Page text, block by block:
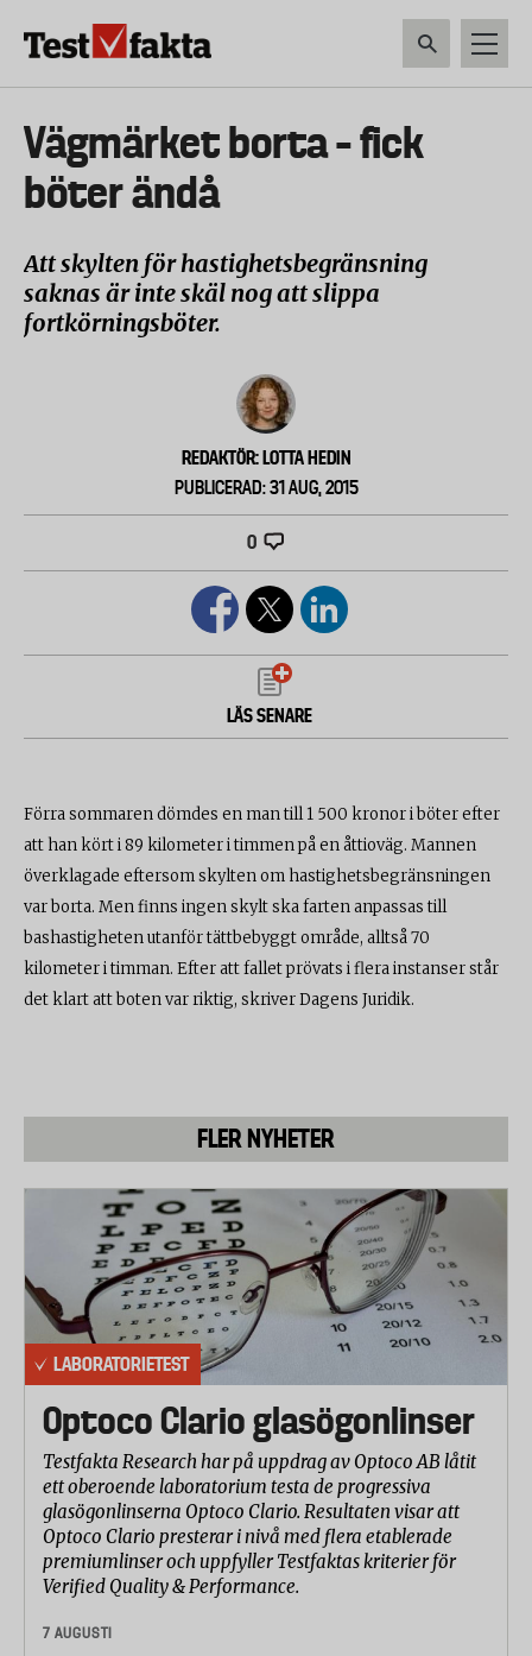
Huvudmeny
ny
Vägmärket borta – fick
böter ändå
Att skylten för hastighetsbegränsning
saknas är inte skäl nog att slippa
fortkörningsböter.
REDAKTÖR: LOTTA HEDIN
PUBLICERAD: 31 AUG, 2015
0
LÄS SENARE
Förra sommaren dömdes en man till 1 500 kronor i böter efter
att han kört i 89 kilometer i timmen på en åttioväg. Mannen
överklagade eftersom skylten om hastighetsbegränsningen
var borta. Men finns ingen skylt ska farten anpassas till
bashastigheten utanför tättbebyggt område, alltså 70
kilometer i timman. Efter att fallet prövats i flera instanser står
det klart att boten var riktig, skriver Dagens Juridik.
FLER NYHETER
LABORATORIETEST
Optoco Clario glasögonlinser
Testfakta Research har på uppdrag av Optoco AB låtit
ett oberoende laboratorium testa de progressiva
glasögonlinserna Optoco Clario. Resultaten visar att
Optoco Clario presterar i nivå med flera etablerade
premiumlinser och uppfyller Testfaktas kriterier för
Verified Quality & Performance.
7 AUGUSTI